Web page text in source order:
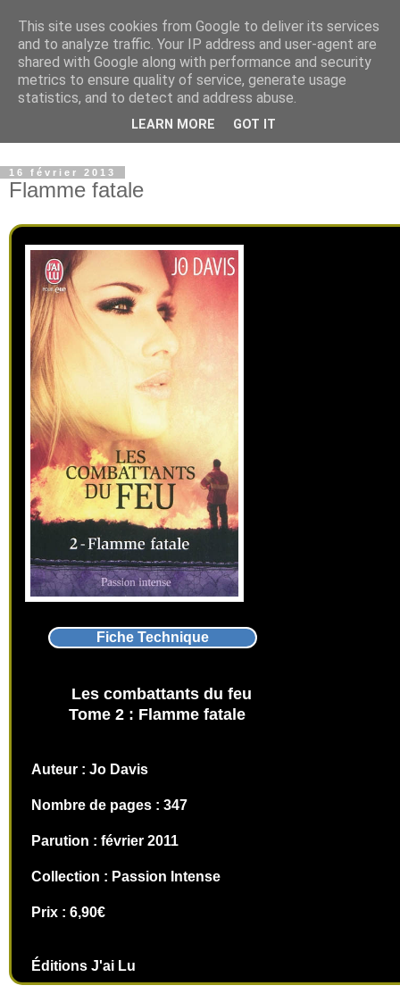
Paradise Book - Un paradis
où les livres sont à
l'honneur
16 février 2013
Flamme fatale
Fiche Technique
Les combattants du feu
Tome 2 : Flamme fatale
Auteur : Jo Davis
Nombre de pages : 347
Parution : février 2011
Collection : Passion Intense
Prix : 6,90€
Éditions J'ai Lu
This site uses cookies from Google to deliver its services
and to analyze traffic. Your IP address and user-agent are
shared with Google along with performance and security
metrics to ensure quality of service, generate usage
statistics, and to detect and address abuse.
LEARN MORE GOT IT